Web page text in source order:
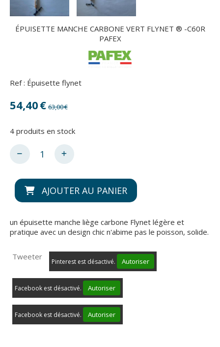
ÉPUISETTE MANCHE CARBONE VERT FLYNET ® -C60R
PAFEX
Ref : Épuisette flynet
54,40€ 63,00€
4 produits en stock
AJOUTER AU PANIER
un épuisette manche liège carbone Flynet légère et
pratique avec un design chic n'abime pas le poisson, solide.
Tweeter
Pinterest est désactivé. Autoriser
Facebook est désactivé. Autoriser
Facebook est désactivé. Autoriser